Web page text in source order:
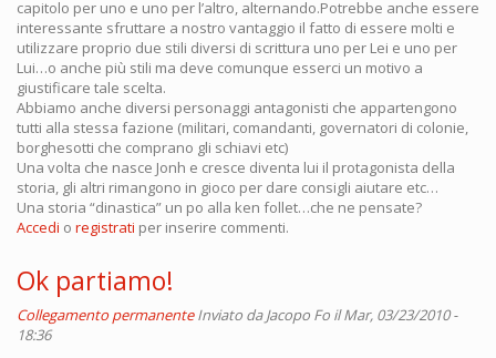
capitolo per uno e uno per l’altro, alternando.Potrebbe anche essere
interessante sfruttare a nostro vantaggio il fatto di essere molti e
utilizzare proprio due stili diversi di scrittura uno per Lei e uno per
Lui…o anche più stili ma deve comunque esserci un motivo a
giustificare tale scelta.
Abbiamo anche diversi personaggi antagonisti che appartengono
tutti alla stessa fazione (militari, comandanti, governatori di colonie,
borghesotti che comprano gli schiavi etc)
Una volta che nasce Jonh e cresce diventa lui il protagonista della
storia, gli altri rimangono in gioco per dare consigli aiutare etc…
Una storia “dinastica” un po alla ken follet…che ne pensate?
Accedi o registrati per inserire commenti.
Ok partiamo!
Collegamento permanente Inviato daJacopo Fo il Mar, 03/23/2010 -
18:36